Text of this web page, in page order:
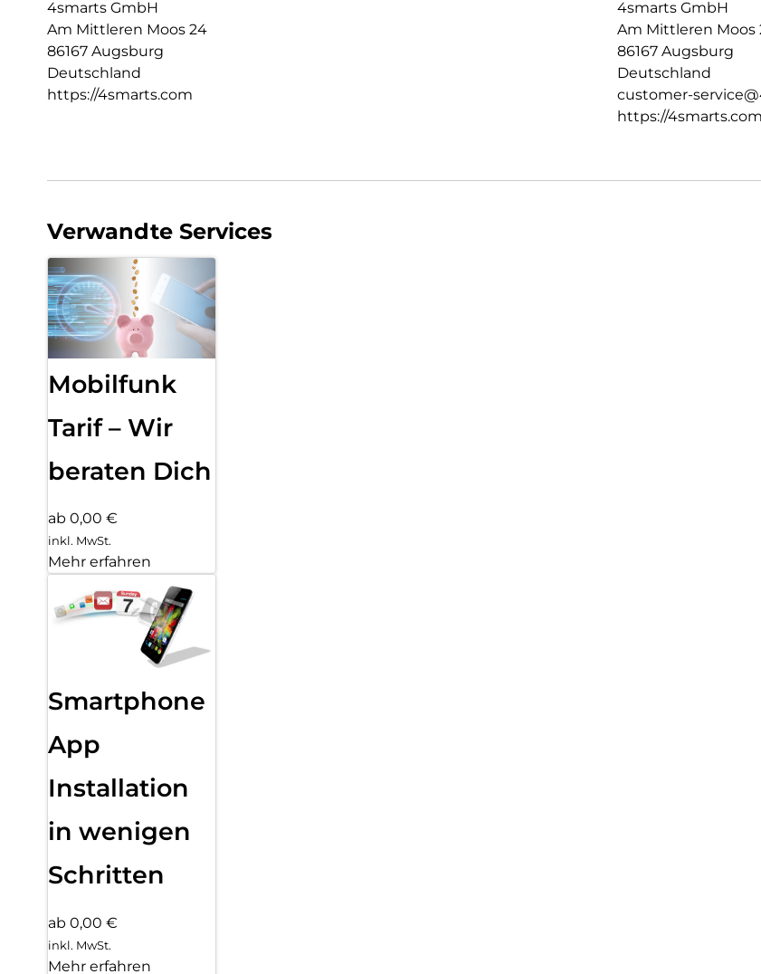
4smarts GmbH
Am Mittleren Moos 24
86167 Augsburg
Deutschland
https://4smarts.com
4smarts GmbH
Am Mittleren Moos
86167 Augsburg
Deutschland
customer-
https://4smarts.com
Verwandte Services
Mobilfunk
Tarif – Wir
beraten Dich
ab 0,00 €
inkl. MwSt.
Mehr erfahren
Smartphone
App
Installation
in wenigen
Schritten
ab 0,00 €
inkl. MwSt.
Mehr erfahren